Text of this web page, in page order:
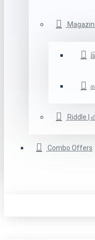
Riddle |
Combo Offers